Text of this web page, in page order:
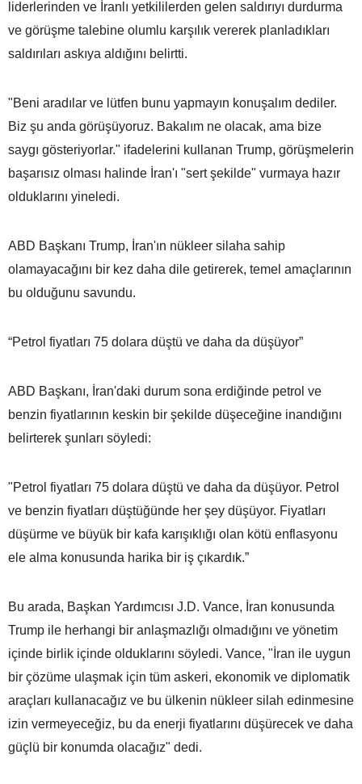
liderlerinden ve İranlı yetkililerden gelen saldırıyı durdurma
ve görüşme talebine olumlu karşılık vererek planladıkları
saldırıları askıya aldığını belirtti.
"Beni aradılar ve lütfen bunu yapmayın konuşalım dediler.
Biz şu anda görüşüyoruz. Bakalım ne olacak, ama bize
saygı gösteriyorlar." ifadelerini kullanan Trump, görüşmelerin
başarısız olması halinde İran'ı "sert şekilde" vurmaya hazır
olduklarını yineledi.
ABD Başkanı Trump, İran'ın nükleer silaha sahip
olamayacağını bir kez daha dile getirerek, temel amaçlarının
bu olduğunu savundu.
“Petrol fiyatları 75 dolara düştü ve daha da düşüyor”
ABD Başkanı, İran'daki durum sona erdiğinde petrol ve
benzin fiyatlarının keskin bir şekilde düşeceğine inandığını
belirterek şunları söyledi:
"Petrol fiyatları 75 dolara düştü ve daha da düşüyor. Petrol
ve benzin fiyatları düştüğünde her şey düşüyor. Fiyatları
düşürme ve büyük bir kafa karışıklığı olan kötü enflasyonu
ele alma konusunda harika bir iş çıkardık.”
Bu arada, Başkan Yardımcısı J.D. Vance, İran konusunda
Trump ile herhangi bir anlaşmazlığı olmadığını ve yönetim
içinde birlik içinde olduklarını söyledi. Vance, "İran ile uygun
bir çözüme ulaşmak için tüm askeri, ekonomik ve diplomatik
araçları kullanacağız ve bu ülkenin nükleer silah edinmesine
izin vermeyeceğiz, bu da enerji fiyatlarını düşürecek ve daha
güçlü bir konumda olacağız" dedi.